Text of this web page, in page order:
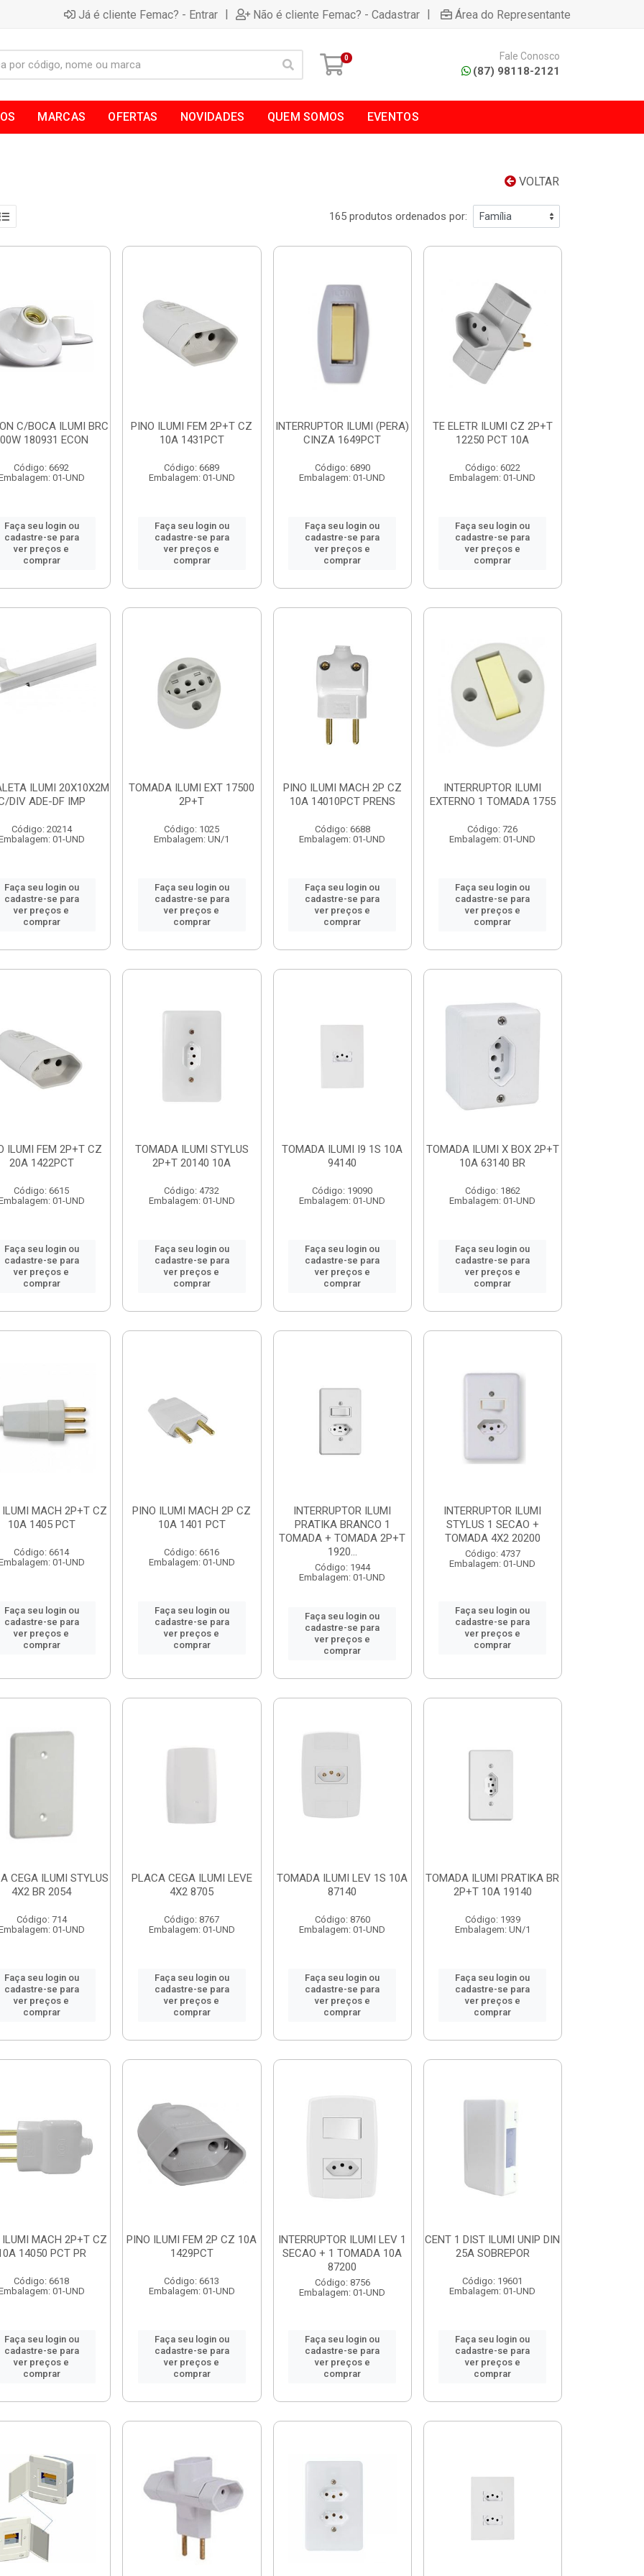
Já é cliente Femac? - Entrar | Não é cliente Femac? - Cadastrar | Área do Representante
0 Fale Conosco
(87) 98118-2121
MARCAS OFERTAS NOVIDADES QUEM SOMOS EVENTOS
VOLTAR
165 produtos ordenados por:
C/BOCA ILUMI BRC
180931 ECON
Código: 6692
01-UND
Faça seu login ou
cadastre-se para
ver preços e
comprar
PINO ILUMI FEM 2P+T CZ
10A 1431PCT
Código: 6689
Embalagem: 01-UND
Faça seu login ou
cadastre-se para
ver preços e
comprar
INTERRUPTOR ILUMI (PERA)
CINZA 1649PCT
Código: 6890
Embalagem: 01-UND
Faça seu login ou
cadastre-se para
ver preços e
comprar
TE ELETR ILUMI CZ 2P+T
12250 PCT 10A
Código: 6022
Embalagem: 01-UND
Faça seu login ou
cadastre-se para
ver preços e
comprar
ILUMI 20X10X2M
DIV ADE-DF IMP
Código: 20214
01-UND
Faça seu login ou
cadastre-se para
ver preços e
comprar
TOMADA ILUMI EXT 17500
2P+T
Código: 1025
Embalagem: UN/1
Faça seu login ou
cadastre-se para
ver preços e
comprar
PINO ILUMI MACH 2P CZ
10A 14010PCT PRENS
Código: 6688
Embalagem: 01-UND
Faça seu login ou
cadastre-se para
ver preços e
comprar
INTERRUPTOR ILUMI
EXTERNO 1 TOMADA 1755
Código: 726
Embalagem: 01-UND
Faça seu login ou
cadastre-se para
ver preços e
comprar
ILUMI FEM 2P+T CZ
20A 1422PCT
Código: 6615
01-UND
Faça seu login ou
cadastre-se para
ver preços e
comprar
TOMADA ILUMI STYLUS
2P+T 20140 10A
Código: 4732
Embalagem: 01-UND
Faça seu login ou
cadastre-se para
ver preços e
comprar
TOMADA ILUMI I9 1S 10A
94140
Código: 19090
Embalagem: 01-UND
Faça seu login ou
cadastre-se para
ver preços e
comprar
TOMADA ILUMI X BOX 2P+T
10A 63140 BR
Código: 1862
Embalagem: 01-UND
Faça seu login ou
cadastre-se para
ver preços e
comprar
ILUMI MACH 2P+T CZ
10A 1405 PCT
Código: 6614
01-UND
Faça seu login ou
cadastre-se para
ver preços e
comprar
PINO ILUMI MACH 2P CZ
10A 1401 PCT
Código: 6616
Embalagem: 01-UND
Faça seu login ou
cadastre-se para
ver preços e
comprar
INTERRUPTOR ILUMI
PRATIKA BRANCO 1
TOMADA + TOMADA 2P+T
1920...
Código: 1944
Embalagem: 01-UND
Faça seu login ou
cadastre-se para
ver preços e
comprar
INTERRUPTOR ILUMI
STYLUS 1 SECAO +
TOMADA 4X2 20200
Código: 4737
Embalagem: 01-UND
Faça seu login ou
cadastre-se para
ver preços e
comprar
CEGA ILUMI STYLUS
4X2 BR 2054
Código: 714
01-UND
Faça seu login ou
cadastre-se para
ver preços e
comprar
PLACA CEGA ILUMI LEVE
4X2 8705
Código: 8767
Embalagem: 01-UND
Faça seu login ou
cadastre-se para
ver preços e
comprar
TOMADA ILUMI LEV 1S 10A
87140
Código: 8760
Embalagem: 01-UND
Faça seu login ou
cadastre-se para
ver preços e
comprar
TOMADA ILUMI PRATIKA BR
2P+T 10A 19140
Código: 1939
Embalagem: UN/1
Faça seu login ou
cadastre-se para
ver preços e
comprar
ILUMI MACH 2P+T CZ
14050 PCT PR
Código: 6618
01-UND
Faça seu login ou
cadastre-se para
ver preços e
comprar
PINO ILUMI FEM 2P CZ 10A
1429PCT
Código: 6613
Embalagem: 01-UND
Faça seu login ou
cadastre-se para
ver preços e
comprar
INTERRUPTOR ILUMI LEV 1
SECAO + 1 TOMADA 10A
87200
Código: 8756
Embalagem: 01-UND
Faça seu login ou
cadastre-se para
ver preços e
comprar
CENT 1 DIST ILUMI UNIP DIN
25A SOBREPOR
Código: 19601
Embalagem: 01-UND
Faça seu login ou
cadastre-se para
ver preços e
comprar